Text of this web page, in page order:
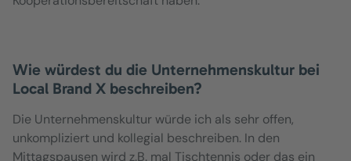
Wie würdest du die Unternehmenskultur bei
Local Brand X beschreiben?
Die Unternehmenskultur würde ich als sehr offen,
unkompliziert und kollegial beschreiben. In den
Mittagspausen wird z.B. mal Tischtennis oder das ein